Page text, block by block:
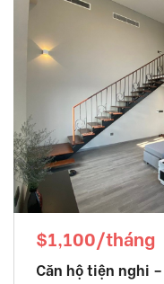
Udic Westlake
Vinhomes
Vinhomes
Vinhomes
Vinhomes
VINHOMES
Vinhomes
Vinhomes
Vinhomes
Vuon Dao
$1,100/tháng
Căn hộ tiện nghi